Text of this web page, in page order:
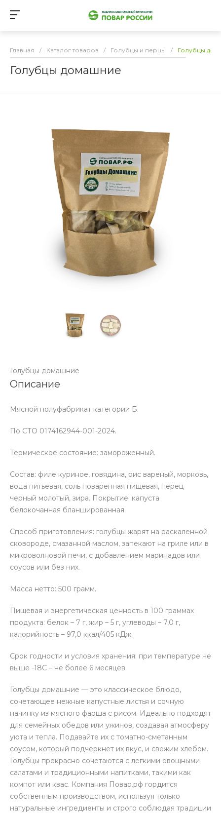
Главная / Каталог товаров / Голубцы и перцы / Голубцы
Голубцы домашние
Голубцы домашние
Описание
Мясной полуфабрикат категории Б.
По СТО 0174162944-001-2024.
Термическое состояние: замороженный.
Состав: филе куриное, говядина, рис вареный, морковь,
вода питьевая, соль поваренная пищевая, перец
черный молотый, зира. Покрытие: капуста
белокочанная бланшированная.
Способ приготовления: голубцы жарят на раскаленной
сковороде, смазанной маслом, запекают на гриле или в
микроволновой печи, с добавлением маринадов или
соусов или без них.
Масса нетто: 500 грамм.
Пищевая и энергетическая ценность в 100 граммах
продукта: белок – 7 г, жир – 5 г, углеводы – 7,0 г,
калорийность – 97,0 ккал/405 кДж.
Срок годности и условия хранения: при температуре не
выше -18С – не более 6 месяцев.
Голубцы домашние — это классическое блюдо,
сочетающее нежные капустные листья и сочную
начинку из мясного фарша с рисом. Идеально подходят
для семейных обедов или ужинов, создавая атмосферу
уюта и тепла. Подавайте их с томатно-сметанным
соусом, который подчеркнет их вкус, и свежим хлебом.
Голубцы прекрасно сочетаются с легкими овощными
салатами и традиционными напитками, такими как
компот или квас. Компания Повар.рф гордится
собственным производством, используя только
натуральные ингредиенты и строго соблюдая традиции